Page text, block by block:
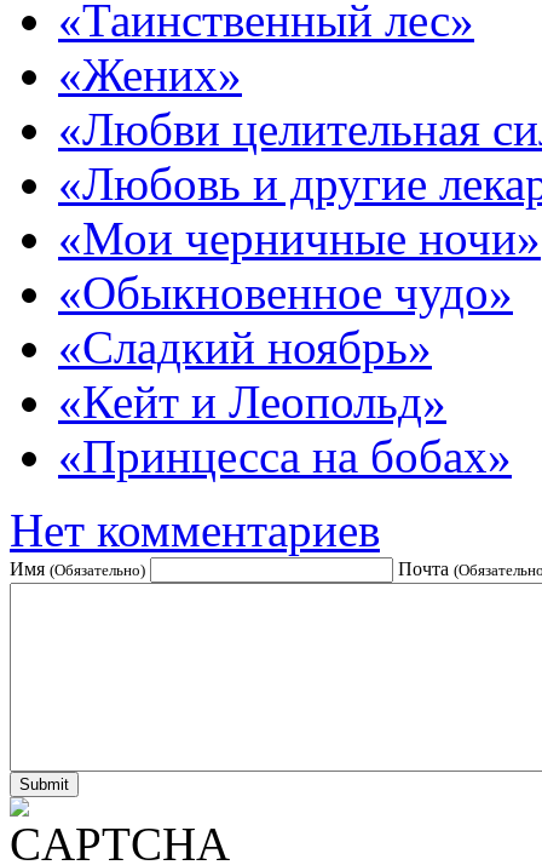
«Таинственный лес»
«Жених»
«Любви целительная
«Любовь и другие
«Мои черничные ночи»
«Обыкновенное чудо»
«Сладкий ноябрь»
«Кейт и Леопольд»
«Принцесса на бобах»
Нет комментариев
Имя (Обязательно) Почта